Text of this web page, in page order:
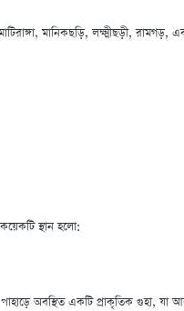
মানিকছড়ি, লক্ষ্মীছড়ী, রামগড়,
স্থান হলো:
অবস্থিত একটি প্রাকৃতিক গুহা, যা